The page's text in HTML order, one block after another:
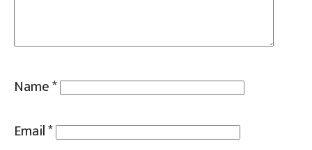
Name*
Email*